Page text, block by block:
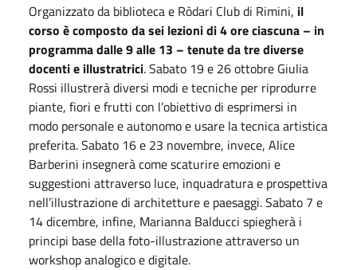
Organizzato da biblioteca e Ròdari Club di Rimini, il
corso è composto da sei lezioni di 4 ore ciascuna – in
programma dalle 9 alle 13 – tenute da tre diverse
docenti e illustratrici. Sabato 19 e 26 ottobre Giulia
Rossi illustrerà diversi modi e tecniche per riprodurre
piante, fiori e frutti con l’obiettivo di esprimersi in
modo personale e autonomo e usare la tecnica artistica
preferita. Sabato 16 e 23 novembre, invece, Alice
Barberini insegnerà come scaturire emozioni e
suggestioni attraverso luce, inquadratura e prospettiva
nell’illustrazione di architetture e paesaggi. Sabato 7 e
14 dicembre, infine, Marianna Balducci spiegherà i
principi base della foto-illustrazione attraverso un
workshop analogico e digitale.